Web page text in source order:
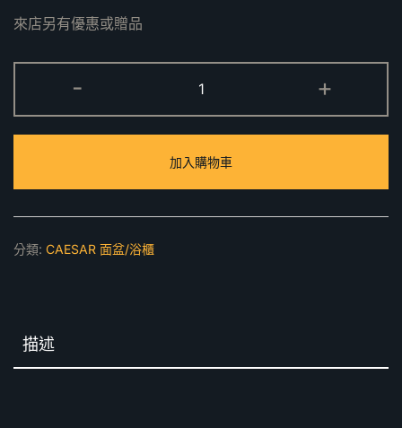
來店另有優惠或贈品
-
盆
浴
組
LF5382,EH05382DW1
數
+
加入購物車
分類: CAESAR 面盆/浴櫃
描述